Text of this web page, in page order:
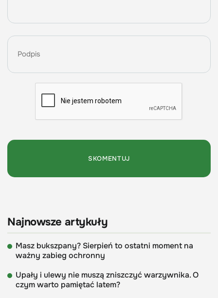
Najnowsze artykuły
Masz bukszpany? Sierpień to ostatni moment na
ważny zabieg ochronny
Upały i ulewy nie muszą zniszczyć warzywnika. O
czym warto pamiętać latem?